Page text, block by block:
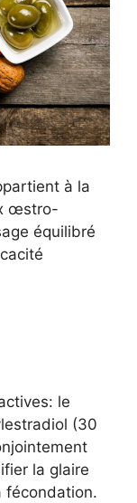
à la
œstro-
équilibré
le
(30
la glaire
fécondation.